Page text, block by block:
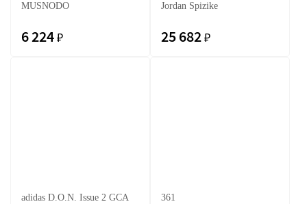
MUSNODO
6 224 ₽
Jordan Spizike
25 682 ₽
adidas D.O.N. Issue 2 GCA
361